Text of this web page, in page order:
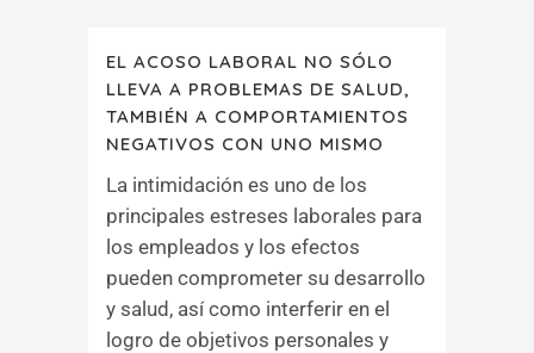
EL ACOSO LABORAL NO SÓLO
LLEVA A PROBLEMAS DE SALUD,
TAMBIÉN A COMPORTAMIENTOS
NEGATIVOS CON UNO MISMO
La intimidación es uno de los
principales estreses laborales para
los empleados y los efectos
pueden comprometer su desarrollo
y salud, así como interferir en el
logro de objetivos personales y